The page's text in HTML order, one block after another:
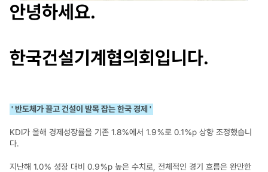
안녕하세요.
한국건설기계협의회입니다.
' 반도체가 끌고 건설이 발목 잡는 한국 경제 '
KDI가 올해 경제성장률을 기존 1.8％에서 1.9％로 0.1％p 상향 조정했습니
다.
지난해 1.0％ 성장 대비 0.9％p 높은 수치로, 전체적인 경기 흐름은 완만한